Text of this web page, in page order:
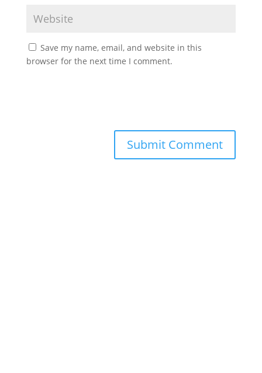
Save my name, email, and website in this
browser for the next time I comment.
Submit Comment